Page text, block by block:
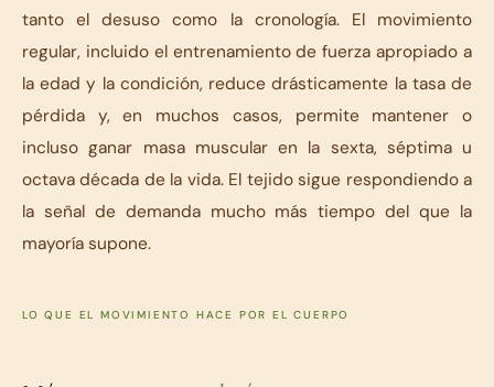
tanto el desuso como la cronología. El movimiento
regular, incluido el entrenamiento de fuerza apropiado a
la edad y la condición, reduce drásticamente la tasa de
pérdida y, en muchos casos, permite mantener o
incluso ganar masa muscular en la sexta, séptima u
octava década de la vida. El tejido sigue respondiendo a
la señal de demanda mucho más tiempo del que la
mayoría supone.
LO QUE EL MOVIMIENTO HACE POR EL CUERPO